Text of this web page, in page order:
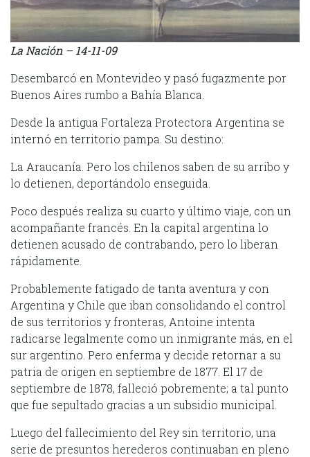
La Nación – 14-11-09
Desembarcó en Montevideo y pasó fugazmente por
Buenos Aires rumbo a Bahía Blanca.
Desde la antigua Fortaleza Protectora Argentina se
internó en territorio pampa. Su destino:
La Araucanía. Pero los chilenos saben de su arribo y
lo detienen, deportándolo enseguida.
Poco después realiza su cuarto y último viaje, con un
acompañante francés. En la capital argentina lo
detienen acusado de contrabando, pero lo liberan
rápidamente.
Probablemente fatigado de tanta aventura y con
Argentina y Chile que iban consolidando el control
de sus territorios y fronteras, Antoine intenta
radicarse legalmente como un inmigrante más, en el
sur argentino. Pero enferma y decide retornar a su
patria de origen en septiembre de 1877. El 17 de
septiembre de 1878, falleció pobremente; a tal punto
que fue sepultado gracias a un subsidio municipal.
Luego del fallecimiento del Rey sin territorio, una
serie de presuntos herederos continuaban en pleno